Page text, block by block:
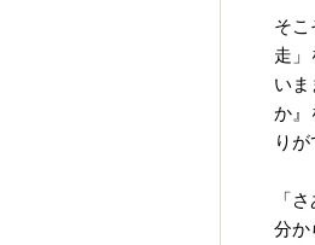
そこ
走」
いま
か』
り
「
分か